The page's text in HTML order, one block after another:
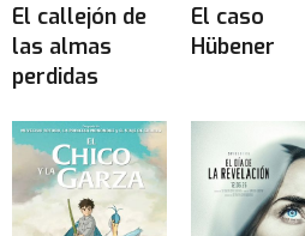
El callejón de
las almas
perdidas
El caso
Hübener